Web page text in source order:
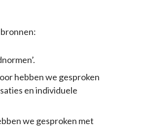
hebben we gesproken
en individuele
we gesproken met